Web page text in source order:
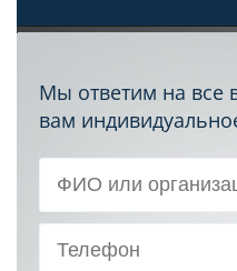
Мы ответим на все
вам